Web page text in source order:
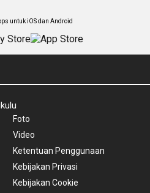
untuk iOS dan Android
Foto
Video
Ketentuan Penggunaan
Kebijakan Privasi
Kebijakan Cookie